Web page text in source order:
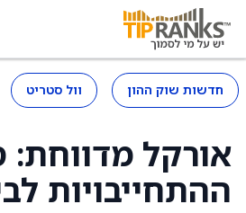
חדשות שוק ההון וול סטריט
אורקל מדווחת:
ההתחייבויות